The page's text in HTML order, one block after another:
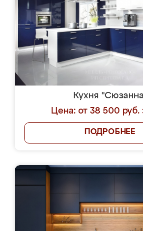
Кухня
Цена: от 38 500 руб.
ПОДРОБНЕЕ